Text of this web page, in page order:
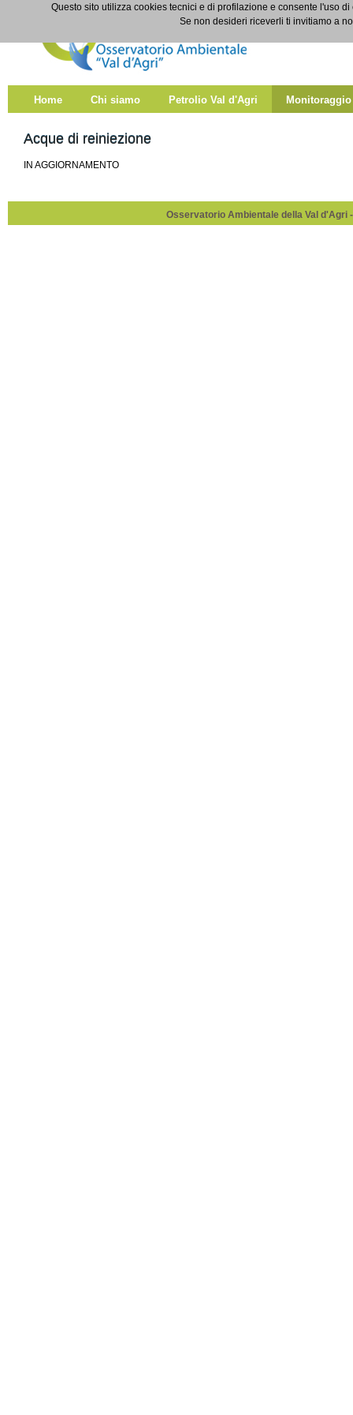
Salta al contenuto
Acque di reiniezione
Home Chi siamo Petrolio Val d'Agri Monitoraggio
Acque di reiniezione
IN AGGIORNAMENTO
Osservatorio Ambientale della Val d'Agri
Questo sito utilizza cookies tecnici e di profilazione e consente l'uso
Se non desideri riceverli ti invitiamo a